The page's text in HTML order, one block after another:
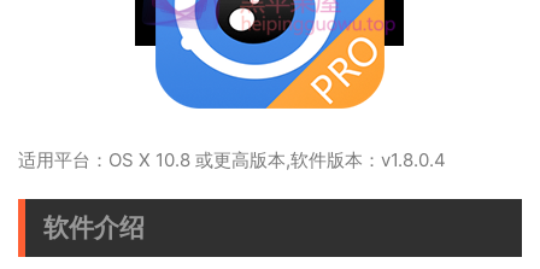
适用平台：OS X 10.8 或更高版本,软件版本：v1.8.0.4
软件介绍